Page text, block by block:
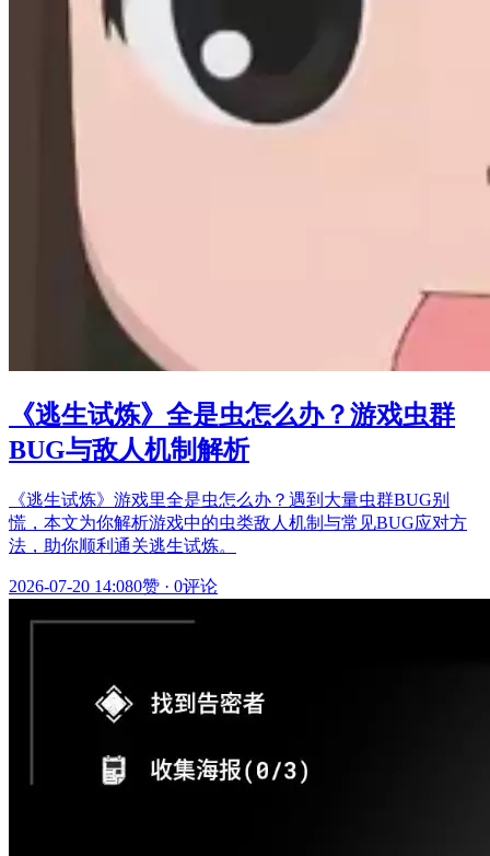
《逃生试炼》全是虫怎么办？游戏虫群
BUG与敌人机制解析
《逃生试炼》游戏里全是虫怎么办？遇到大量虫群BUG别
慌，本文为你解析游戏中的虫类敌人机制与常见BUG应对方
法，助你顺利通关逃生试炼。
2026-07-20 14:080赞 · 0评论